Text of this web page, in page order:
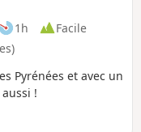
1h
Facile
Pyrénées et avec un
!